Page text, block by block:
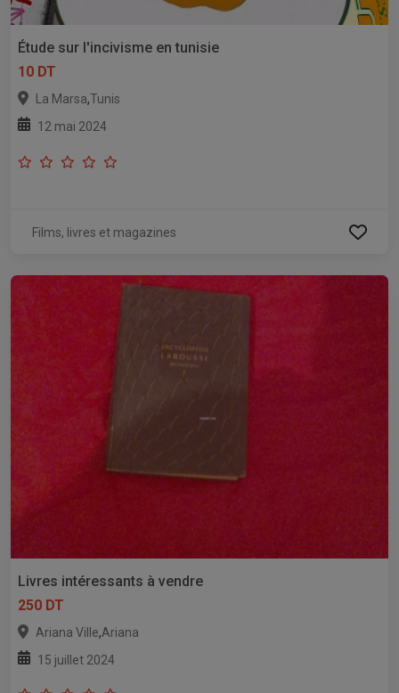
Étude sur l'incivisme en tunisie
10 DT
La Marsa,Tunis
12 mai 2024
Films, livres et magazines
Livres intéressants à vendre
250 DT
Ariana Ville,Ariana
15 juillet 2024